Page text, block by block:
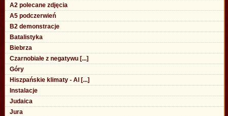
A2 polecane zdjęcia
A5 podczerwień
B2 demonstracje
Batalistyka
Biebrza
Czarnobiałe z negatywu [...]
Góry
Hiszpańskie klimaty - Al [...]
Instalacje
Judaica
Jura